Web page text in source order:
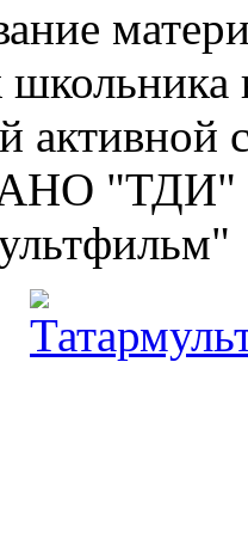
активной